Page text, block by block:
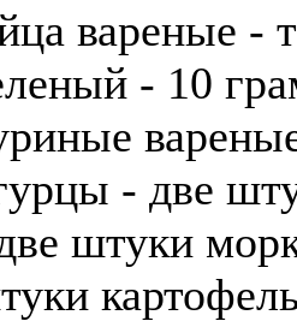
вареные -
- 10
- две
штуки